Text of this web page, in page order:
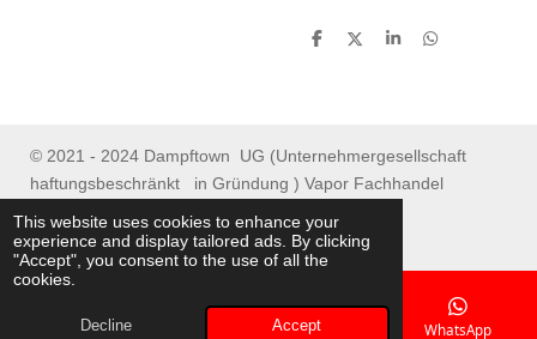
This website uses cookies to enhance your
experience and display tailored ads. By clicking
"Accept", you consent to the use of all the
cookies.
Decline Accept
S
S
S
S
© 2021 - 2024 Dampftown UG (Unternehmergesellschaft
haftungsbeschränkt in Gründung ) Vapor Fachhandel
Spenge/ Online Shop
Email Map WhatsApp